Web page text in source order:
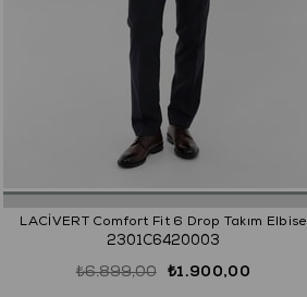
LACİVERT Comfort Fit 6 Drop Takım Elbise
2301C6420003
₺1.900,00
₺6.899,00